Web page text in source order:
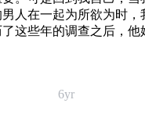
人在一起为所欲为时，
这些年的调查之后，他
6yr